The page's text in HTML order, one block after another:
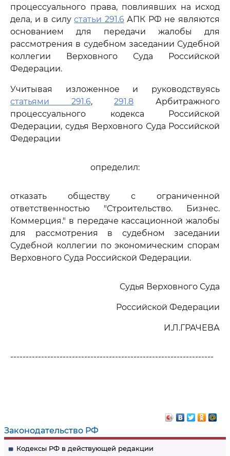
Законодательство РФ
Кодексы РФ в действующей редакции
процессуального права, повлиявших на исход
дела, и в силустатьи 291.6АПК РФ не являются
основанием для передачи жалобы для
рассмотрения в судебном заседании Судебной
коллегии Верховного Суда Российской
Федерации.
Учитывая изложенное и руководствуясь
статьями 291.6,291.8 Арбитражного
процессуального кодекса Российской
Федерации, судья Верховного Суда Российской
Федерации
определил:
отказать обществу с ограниченной
ответственностью "Строительство. Бизнес.
Коммерция." в передаче кассационной жалобы
для рассмотрения в судебном заседании
Судебной коллегии по экономическим спорам
Верховного Суда Российской Федерации.
Судья Верховного Суда
Российской Федерации
И.Л.ГРАЧЕВА
------------------------------------------------------------------